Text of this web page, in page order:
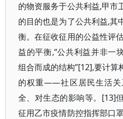
的物资服务于公共利益,甲市
的目的也是为了公共利益,其
衡。在征收征用的公益性评
益的平衡,“公共利益并非一
组合而成的结构”[12],要计算
的权重——社区居民生活关
全、对生态的影响等。[13]
征用乙市疫情防控指挥部口